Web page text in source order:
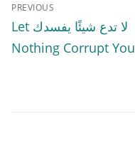
PREVIOUS
Previous
post:
لا تدع شيئًا يفسدك Let
Nothing Corrupt You